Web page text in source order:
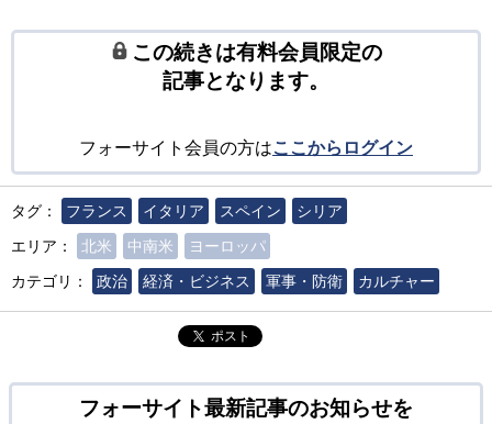
この続きは有料会員限定の
記事となります。
フォーサイト会員の方はここからログイン
タグ： フランス イタリア スペイン
シリア
エリア：
北米 中南米
ヨーロッパ
カテゴリ：
政治 経済・ビジネス 軍事・防衛 カルチャー
ポスト
フォーサイト最新記事のお知らせを